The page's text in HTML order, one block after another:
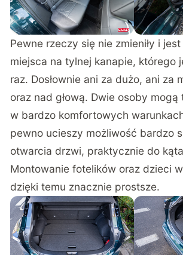
Pewne rzeczy się nie zmieniły i
miejsca na tylnej kanapie, którego
raz. Dosłownie ani za dużo, ani za
oraz nad głową. Dwie osoby
w bardzo komfortowych
pewno ucieszy możliwość bardzo
otwarcia drzwi, praktycznie do
Montowanie fotelików oraz dzieci
dzięki temu znacznie prostsze.